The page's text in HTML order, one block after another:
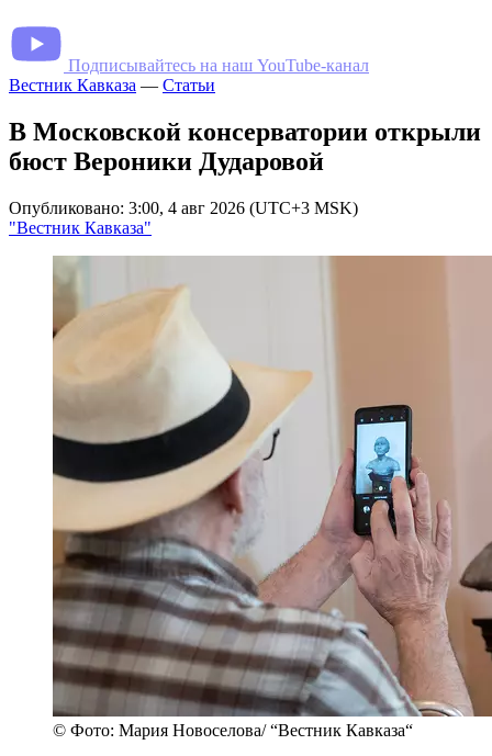
Подписывайтесь на наш YouTube-канал
Вестник Кавказа — Статьи
В Московской консерватории открыли
бюст Вероники Дударовой
Опубликовано: 3:00, 4 авг 2026 (UTC+3 MSK)
"Вестник Кавказа"
© Фото: Мария Новоселова/ “Вестник Кавказа“